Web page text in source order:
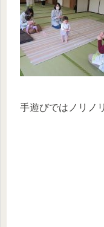
手遊びではノリノ